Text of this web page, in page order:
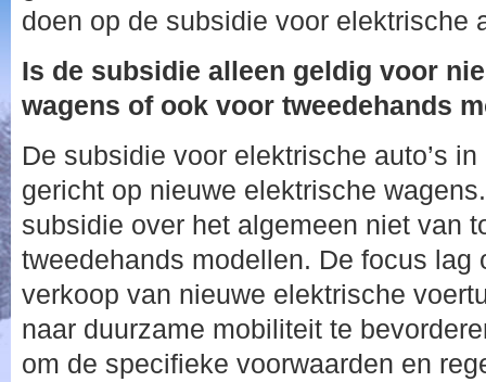
doen op de subsidie voor elektrische
Is de subsidie alleen geldig voor
wagens of ook voor tweedehands
De subsidie voor elektrische auto’s
gericht op nieuwe elektrische
subsidie over het algemeen niet van
tweedehands modellen. De focus lag
verkoop van nieuwe elektrische
naar duurzame mobiliteit te
om de specifieke voorwaarden en